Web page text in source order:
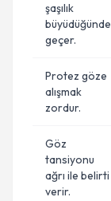
şaşılık
büyüdüğünde
geçer.
Protez göze
alışmak
zordur.
Göz
tansiyonu
ağrı ile belirti
verir.